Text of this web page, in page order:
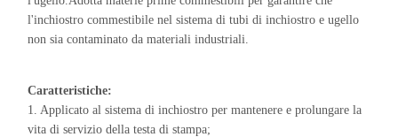
l'inchiostro commestibile nel sistema di tubi di inchiostro e ugello
non sia contaminato da materiali industriali.
Caratteristiche:
1. Applicato al sistema di inchiostro per mantenere e prolungare la
vita di servizio della testa di stampa;